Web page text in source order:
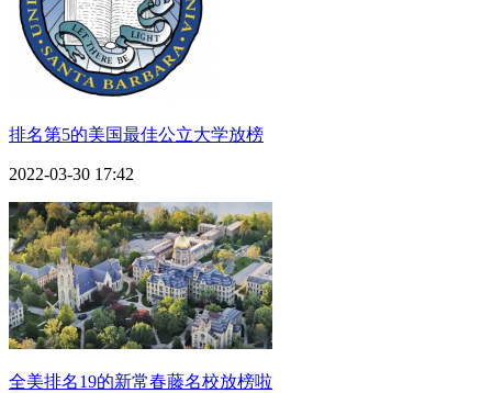
排名第5的美国最佳公立大学放榜
2022-03-30 17:42
全美排名19的新常春藤名校放榜啦